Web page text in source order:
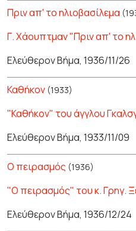
Πριν απ' το ηλιοβασίλεμα
Γ. Χάουπτμαν "Πριν απ' το
Ελεύθερον Βήμα, 1936/11/26
Καθήκον (1933)
"Καθήκον" του άγγλου
Ελεύθερον Βήμα, 1933/11/09
Ο πειρασμός (1936)
"Ο πειρασμός" του κ. Γρηγ.
Ελεύθερον Βήμα, 1936/12/24